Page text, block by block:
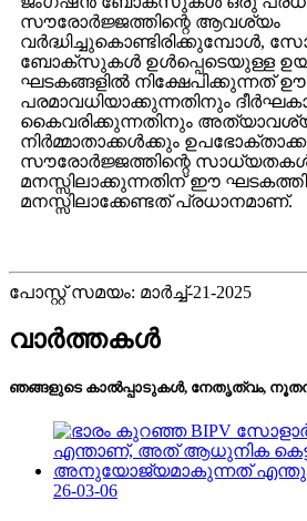
സൗരോർജ്ജത്തിന്റെ ആവശ്യം
വർദ്ധിച്ചുകൊണ്ടിരിക്കുമ്പോൾ,
ബോക്സുകൾ ഉൾപ്പെടെയുള്ള
ഘടകങ്ങളിൽ നിക്ഷേപിക്കുന്നത്
പരമാവധിയാക്കുന്നതിനും
കൈവരിക്കുന്നതിനും
നിർമ്മാതാക്കൾക്കും
സൗരോർജ്ജത്തിന്റെ സാധ്യതകൾ
മനസ്സിലാക്കുന്നതിന് ഈ
മനസ്സിലാക്കേണ്ടത് പ്രധാനമാണ്.
പോസ്റ്റ് സമയം: മാർച്ച്-21-2025
വാർത്തകൾ
ഞങ്ങളുടെ കാൽപ്പാടുകൾ, നേതൃത്വം,
26-03-06